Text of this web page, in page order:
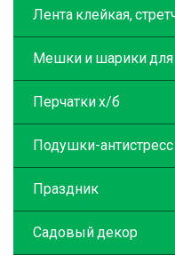
Лента клейкая,
Мешки и шарики для
Перчатки х/б
Подушки-антистресс
Праздник
Садовый декор